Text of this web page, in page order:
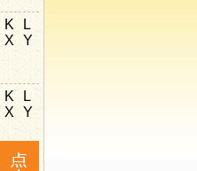
K
L
X
Y
K
L
X
Y